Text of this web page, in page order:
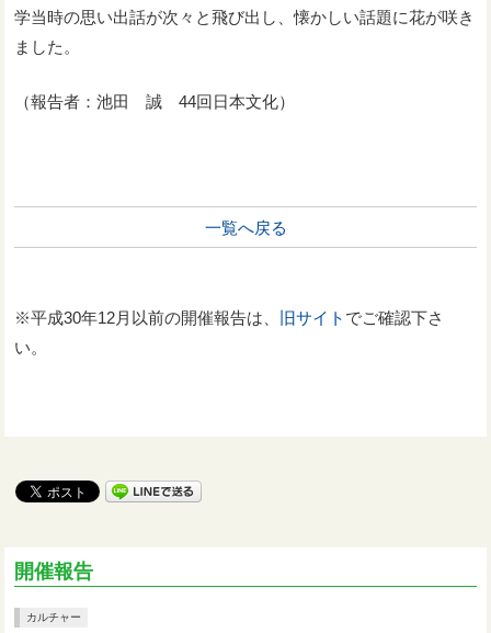
学当時の思い出話が次々と飛び出し、懐かしい話題に花が咲き
ました。
（報告者：池田 誠 44回日本文化）
一覧へ戻る
※平成30年12月以前の開催報告は、 旧サイト でご確認下さ
い。
開催報告
カルチャー